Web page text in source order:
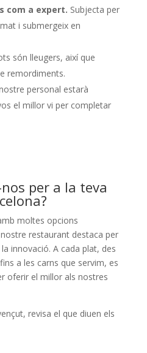
com a expert. Subjecta per
i submergeix en
són lleugers, així que
remordiments.
personal estarà
el millor vi per completar
per a la teva
moltes opcions
restaurant destaca per
innovació. A cada plat, des
fins a les carns que servim, es
oferir el millor als nostres
revisa el que diuen els